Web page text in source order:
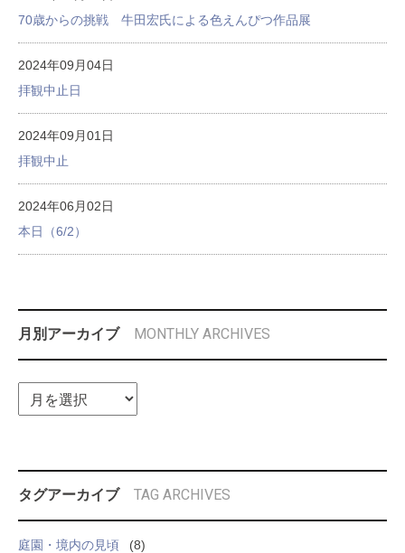
70歳からの挑戦 牛田宏氏による色えんぴつ作品展
2024年09月04日
拝観中止日
2024年09月01日
拝観中止
2024年06月02日
本日（6/2）
月別アーカイブ MONTHLY ARCHIVES
タグアーカイブ TAG ARCHIVES
庭園・境内の見頃 (8)